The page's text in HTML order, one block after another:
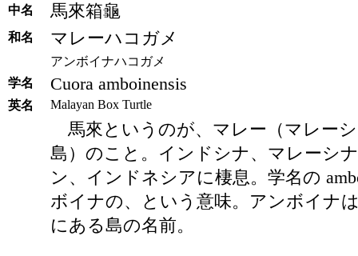
中名 馬來箱龜
和名 マレーハコガメ
アンボイナハコガメ
学名
Cuora amboinensis
英名 Malayan Box Turtle
馬來というのが、マレー（マレー
島）のこと。インドシナ、マレーシ
ン、インドネシアに棲息。学名の
ボイナの、という意味。アンボイナ
にある島の名前。